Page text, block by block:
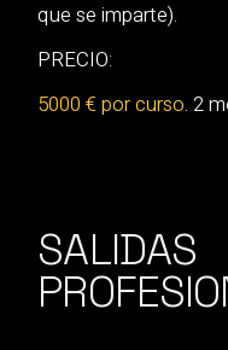
que se imparte).
PRECIO:
5000 € por curso. 2
SALIDAS